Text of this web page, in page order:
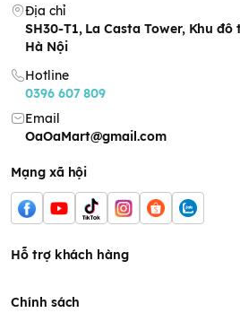
Kích thước nhỏ nhắn chỉ bằng lòng
bánh ngọt giúp bé dễ ăn hơn.
Địa chỉ
SH30-T1, La Casta Tower, Khu
Hà Nội
Hotline
0396 607 809
Email
OaOaMart@gmail.com
Mạng xã hội
Hỗ trợ khách hàng
Chính sách